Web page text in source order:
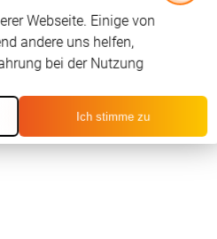
Webseite. Einige von
andere uns helfen,
bei der Nutzung
Ich stimme zu